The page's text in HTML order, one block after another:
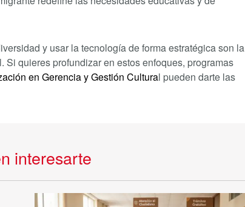
y usar la tecnología de forma estratégica son la
quieres profundizar en estos enfoques, programas
en Gerencia y Gestión Cultural pueden darte las
interesarte